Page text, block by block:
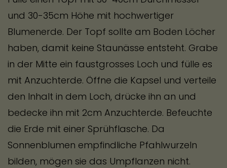
und 30-35cm Höhe mit hochwertiger
Blumenerde. Der Topf sollte am Boden Löcher
haben, damit keine Staunässe entsteht. Grabe
in der Mitte ein faustgrosses Loch und fülle es
mit Anzuchterde. Öffne die Kapsel und verteile
den Inhalt in dem Loch, drücke ihn an und
bedecke ihn mit 2cm Anzuchterde. Befeuchte
die Erde mit einer Sprühflasche. Da
Sonnenblumen empfindliche Pfahlwurzeln
bilden, mögen sie das Umpflanzen nicht.